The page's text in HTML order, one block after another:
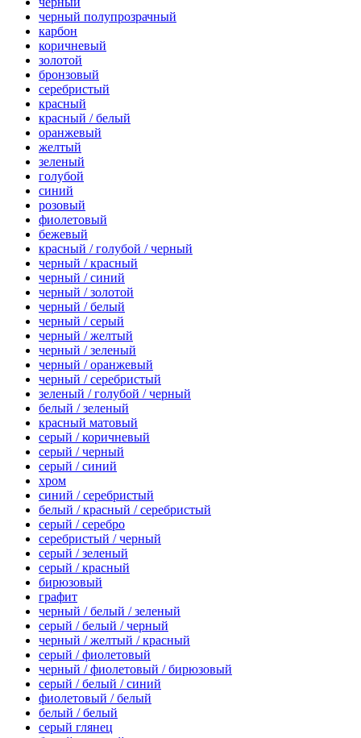
черный полупрозрачный
карбон
коричневый
золотой
бронзовый
серебристый
красный
красный / белый
оранжевый
желтый
зеленый
голубой
синий
розовый
фиолетовый
бежевый
красный / голубой / черный
черный / красный
черный / синий
черный / золотой
черный / белый
черный / серый
черный / желтый
черный / зеленый
черный / оранжевый
черный / серебристый
зеленый / голубой / черный
белый / зеленый
красный матовый
серый / коричневый
серый / черный
серый / синий
хром
синий / серебристый
белый / красный / серебристый
серый / серебро
серебристый / черный
серый / зеленый
серый / красный
бирюзовый
графит
черный / белый / зеленый
серый / белый / черный
черный / желтый / красный
серый / фиолетовый
черный / фиолетовый / бирюзовый
серый / белый / синий
фиолетовый / белый
белый / белый
серый глянец